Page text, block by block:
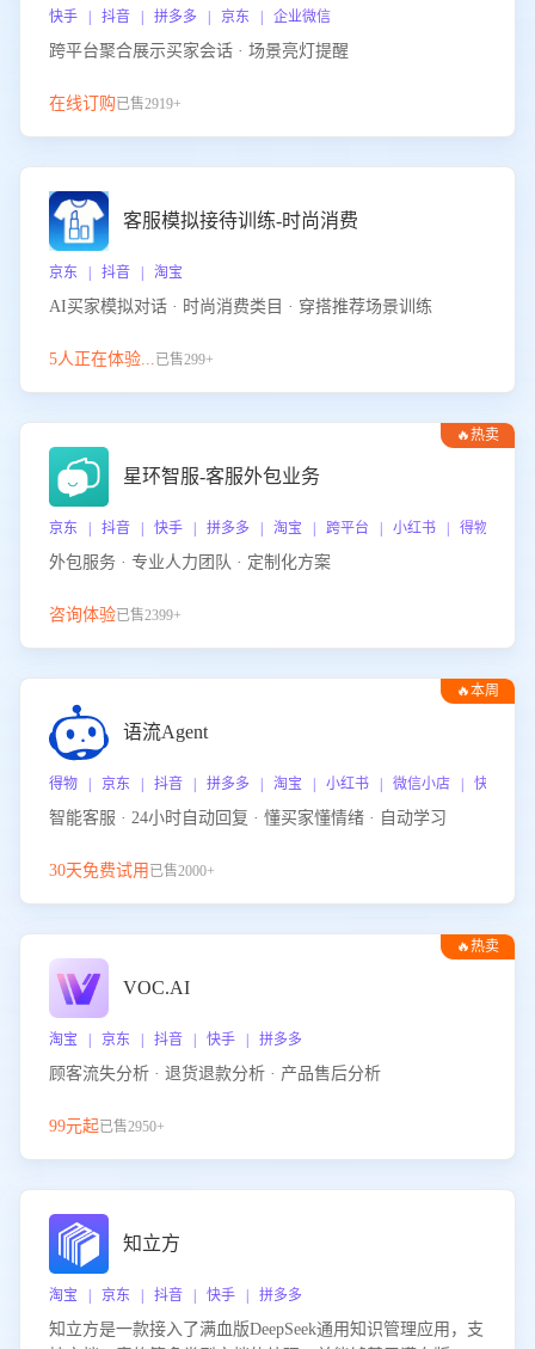
快手 | 抖音 | 拼多多 | 京东 | 企业微信
跨平台聚合展示买家会话 · 场景亮灯提醒
在线订购已售2919+
客服模拟接待训练-时尚消费
京东 | 抖音 | 淘宝
AI买家模拟对话 · 时尚消费类目 · 穿搭推荐场景训练
5人正在体验...已售299+
🔥热卖
星环智服-客服外包业务
京东 | 抖音 | 快手 | 拼多多 | 淘宝 | 跨平台 | 小红书 | 得物 | 企
外包服务 · 专业人力团队 · 定制化方案
咨询体验已售2399+
🔥本周
语流Agent
得物 | 京东 | 抖音 | 拼多多 | 淘宝 | 小红书 | 微信小店 | 快手 |
智能客服 · 24小时自动回复 · 懂买家懂情绪 · 自动学习
30天免费试用 已售2000+
🔥热卖
VOC.AI
淘宝 | 京东 | 抖音 | 快手 | 拼多多
顾客流失分析 · 退货退款分析 · 产品售后分析
99元起已售2950+
知立方
淘宝 | 京东 | 抖音 | 快手 | 拼多多
知立方是一款接入了满血版DeepSeek通用知识管理应用，支